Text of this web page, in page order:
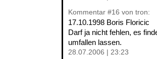
Kommentar #16 von tron:
17.10.1998 Boris Floricic
Darf ja nicht fehlen, es
umfallen lassen.
28.07.2006 | 23:23